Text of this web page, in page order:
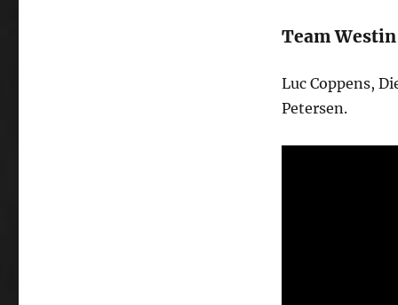
Team Westin
Luc Coppens,
Petersen.